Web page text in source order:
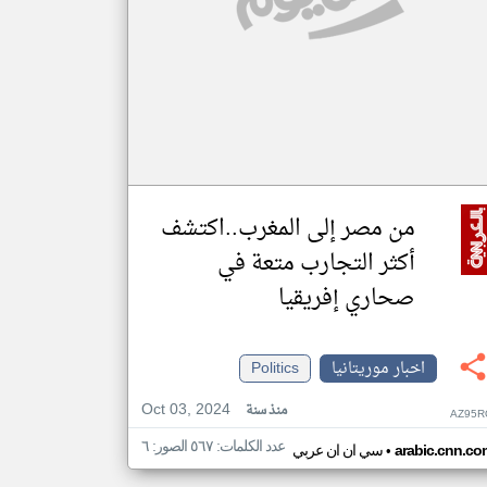
من مصر إلى المغرب..اكتشف
أكثر التجارب متعة في
صحاري إفريقيا
اخبار موريتانيا
Politics
Oct 03, 2024
منذ سنة
سي ان ان عربي• عدد الكلمات: ٥٦٧ الصور: ٦